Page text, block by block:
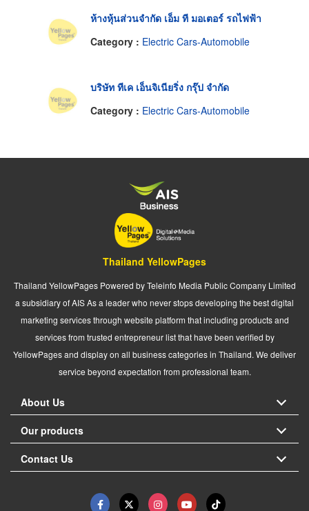
ห้างหุ้นส่วนจำกัด เอ็ม ที มอเตอร์ รถไฟฟ้า
Category : Electric Cars-Automobile
บริษัท ทีเค เอ็นจิเนียริ่ง กรุ๊ป จำกัด
Category : Electric Cars-Automobile
Thailand YellowPages
Thailand YellowPages Powered by Teleinfo Media Public Company Limited
a subsidiary of AIS As a leader who never stops developing the best digital
marketing services through website platform that including products and
services from trusted entrepreneur list that have been verified by
YellowPages and display on all business categories in Thailand. We deliver
service beyond expectation from professional team.
About Us
Our products
Contact Us